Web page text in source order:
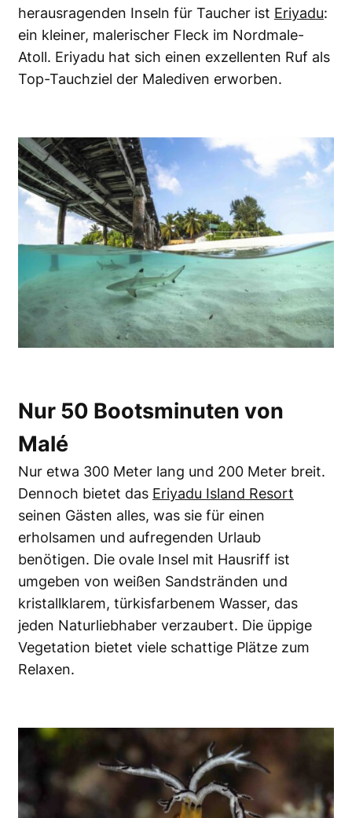
herausragenden Inseln für Taucher ist Eriyadu:
ein kleiner, malerischer Fleck im Nordmale-
Atoll. Eriyadu hat sich einen exzellenten Ruf als
Top-Tauchziel der Malediven erworben.
Nur 50 Bootsminuten von
Malé
Nur etwa 300 Meter lang und 200 Meter breit.
Dennoch bietet das Eriyadu Island Resort
seinen Gästen alles, was sie für einen
erholsamen und aufregenden Urlaub
benötigen. Die ovale Insel mit Hausriff ist
umgeben von weißen Sandstränden und
kristallklarem, türkisfarbenem Wasser, das
jeden Naturliebhaber verzaubert. Die üppige
Vegetation bietet viele schattige Plätze zum
Relaxen.